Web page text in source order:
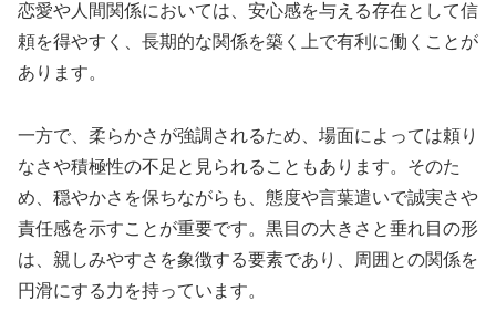
恋愛や人間関係においては、安心感を与える存在として信
頼を得やすく、長期的な関係を築く上で有利に働くことが
あります。
一方で、柔らかさが強調されるため、場面によっては頼り
なさや積極性の不足と見られることもあります。そのた
め、穏やかさを保ちながらも、態度や言葉遣いで誠実さや
責任感を示すことが重要です。黒目の大きさと垂れ目の形
は、親しみやすさを象徴する要素であり、周囲との関係を
円滑にする力を持っています。